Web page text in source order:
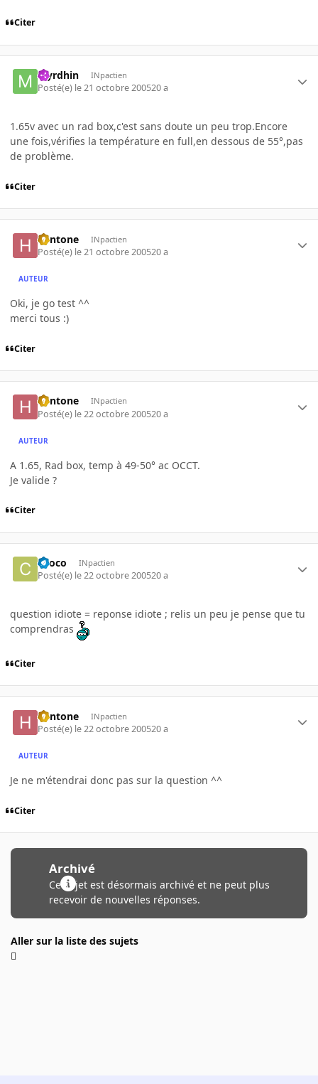
Citer
Myrdhin INpactien
Posté(e) le 21 octobre 200520 a
1.65v avec un rad box,c'est sans doute un peu trop.Encore
une fois,vérifies la température en full,en dessous de 55°,pas
de problème.
Citer
hentone INpactien
Posté(e) le 21 octobre 200520 a
AUTEUR
Oki, je go test ^^
merci tous :)
Citer
hentone INpactien
Posté(e) le 22 octobre 200520 a
AUTEUR
A 1.65, Rad box, temp à 49-50° ac OCCT.
Je valide ?
Citer
choco INpactien
Posté(e) le 22 octobre 200520 a
question idiote = reponse idiote ; relis un peu je pense que tu
comprendras
Citer
hentone INpactien
Posté(e) le 22 octobre 200520 a
AUTEUR
Je ne m'étendrai donc pas sur la question ^^
Citer
Archivé
Ce sujet est désormais archivé et ne peut plus
recevoir de nouvelles réponses.
Aller sur la liste des sujets